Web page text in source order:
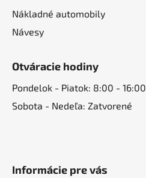
Nákladné automobily
Návesy
Otváracie hodiny
Pondelok - Piatok: 8:00 - 16:00
Sobota - Nedeľa: Zatvorené
Informácie pre vás